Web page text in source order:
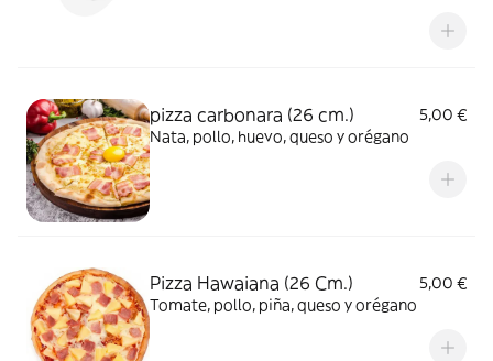
pizza carbonara (26 cm.)
5,00 €
Nata, pollo, huevo, queso y orégano
Pizza Hawaiana (26 Cm.)
5,00 €
Tomate, pollo, piña, queso y orégano